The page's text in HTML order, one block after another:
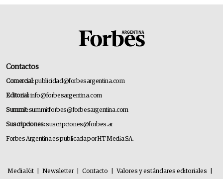
Contactos
Comercial:publicidad@forbesargentina.com
Editorial:info@forbesargentina.com
Summit:summitforbes@forbesargentina.com
Suscripciones:suscripciones@forbes.ar
Forbes Argentina es publicada por HT Media SA.
MediaKit Newsletter Contacto Valores y estándares editoriales